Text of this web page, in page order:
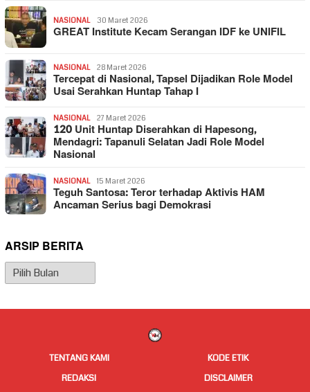
NASIONAL 30 Maret 2026
GREAT Institute Kecam Serangan IDF ke UNIFIL
NASIONAL 28 Maret 2026
Tercepat di Nasional, Tapsel Dijadikan Role Model
Usai Serahkan Huntap Tahap I
NASIONAL 27 Maret 2026
120 Unit Huntap Diserahkan di Hapesong,
Mendagri: Tapanuli Selatan Jadi Role Model
Nasional
NASIONAL 15 Maret 2026
Teguh Santosa: Teror terhadap Aktivis HAM
Ancaman Serius bagi Demokrasi
ARSIP BERITA
Arsip
Berita
TENTANG KAMI
KODE ETIK
REDAKSI
DISCLAIMER